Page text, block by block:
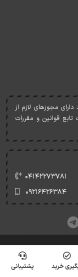
مجوزهای لازم از
قوانين و مقررات
۰۴۱۴۲۲۷۳۷۸۱
۰۹۲۱۶۴۲۶۳۸۴
خرید پشتیبانی